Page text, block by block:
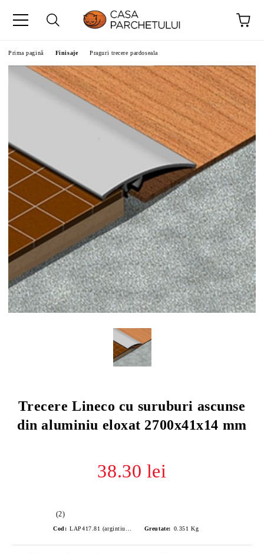
Prima pagină Finisaje Praguri trecere pardoseala
Trecere Lineco cu suruburi ascunse
din aluminiu eloxat 2700x41x14 mm
38.30 lei
(2)
Cod: Greutate: 0.351 Kg